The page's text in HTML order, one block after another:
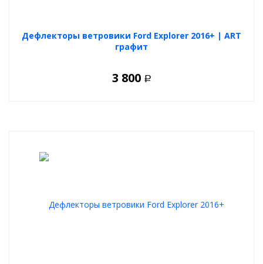
Дефлекторы ветровики Ford Explorer 2016+ | ART
графит
3 800 Р